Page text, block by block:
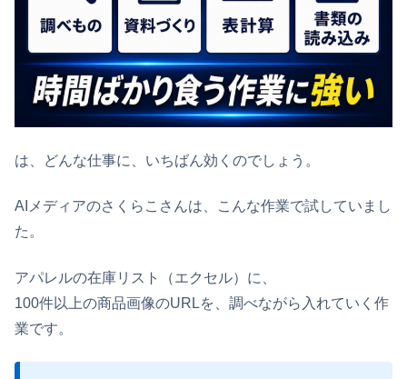
は、どんな仕事に、いちばん効くのでしょう。
AIメディアのさくらこさんは、こんな作業で試していまし
た。
アパレルの在庫リスト（エクセル）に、
100件以上の商品画像のURLを、調べながら入れていく作
業です。